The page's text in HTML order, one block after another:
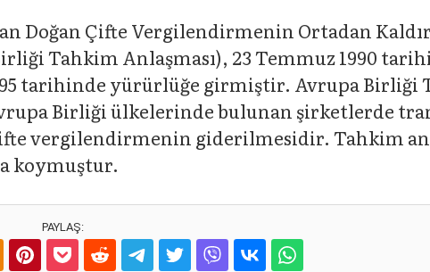
Doğan Çifte Vergilendirmenin Ortadan
Tahkim Anlaşması), 23 Temmuz 1990
tarihinde yürürlüğe girmiştir. Avrupa Birliği
Birliği ülkelerinde bulunan şirketlerde
vergilendirmenin giderilmesidir. Tahkim
koymuştur.
PAYLAŞ: